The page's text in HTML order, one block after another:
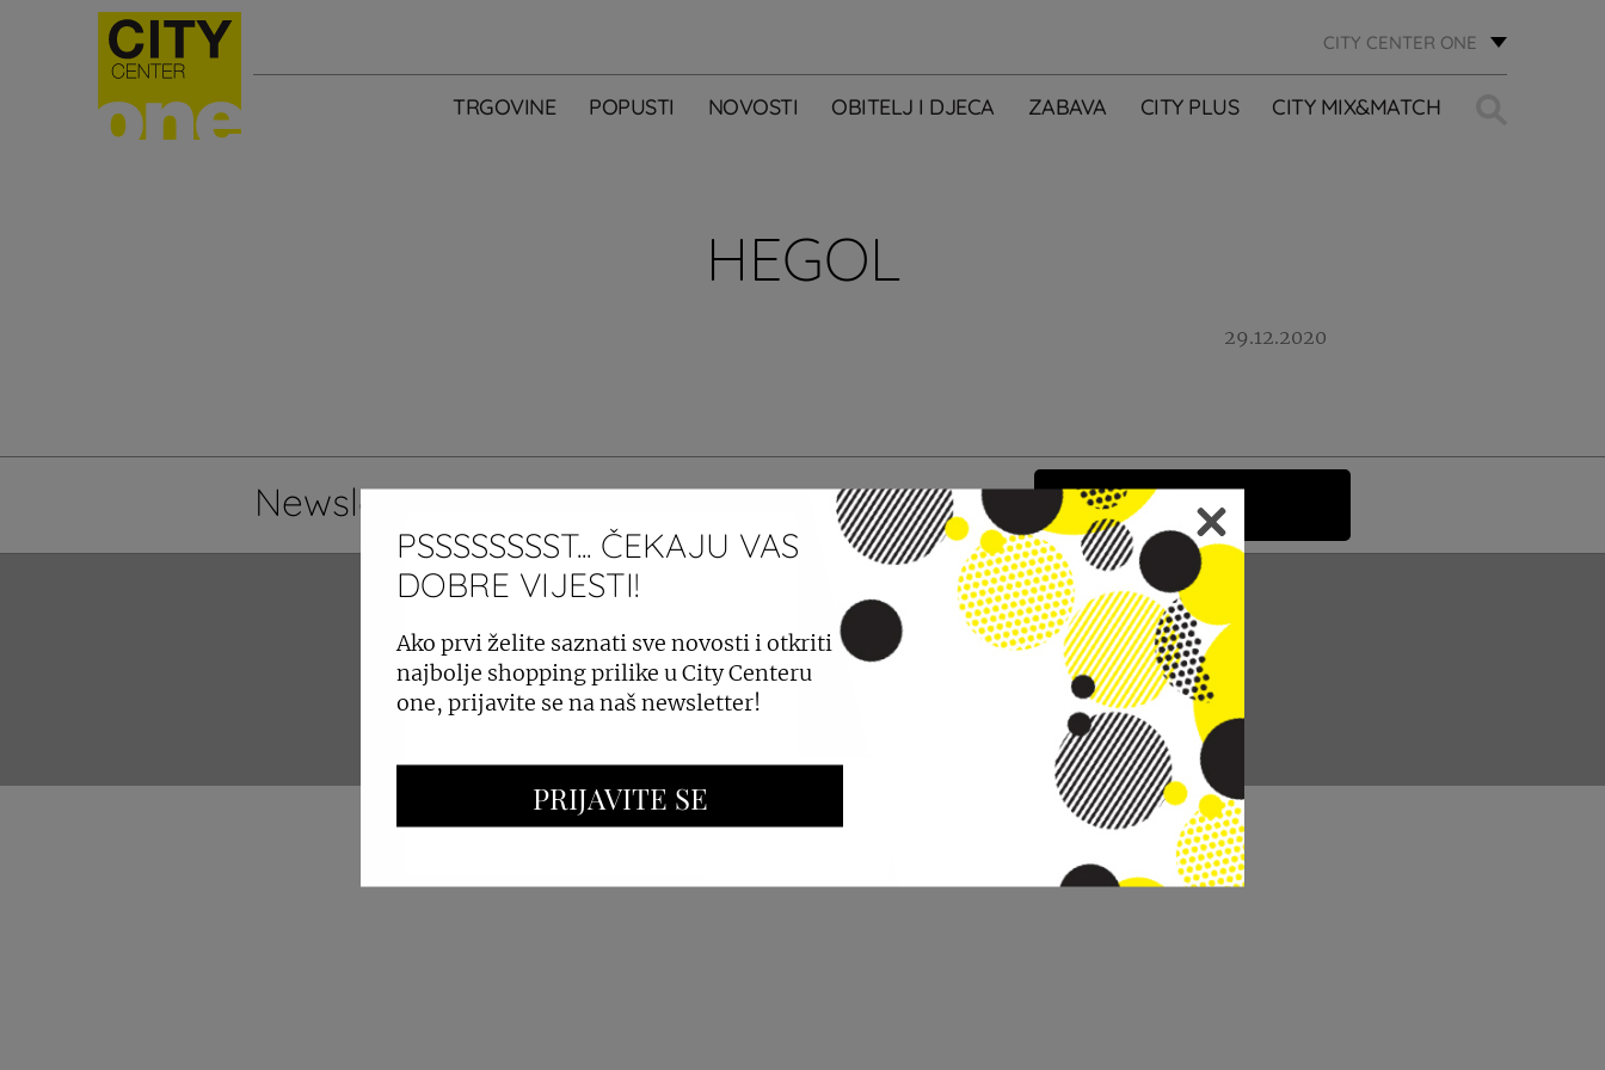
CITY CENTER ONE
TRGOVINE POPUSTI NOVOSTI OBITELJ I DJECA ZABAVA CITY PLUS CITY MIX&MATCH
HEGOL
29.12.2020
Newsletter Želim primati newsletter City Centera one. PRIJAVI SE
OGLAŠAVANJE I PROMOCIJE CC REAL
PSSSSSSSST... ČEKAJU VAS
DOBRE VIJESTI!
Ako prvi želite saznati sve novosti i otkriti
najbolje shopping prilike u City Centeru
one, prijavite se na naš newsletter!
PRIJAVITE SE